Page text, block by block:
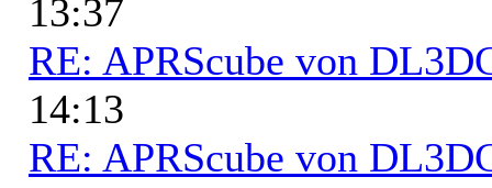
13:37
RE: APRScube von
14:13
RE: APRScube von